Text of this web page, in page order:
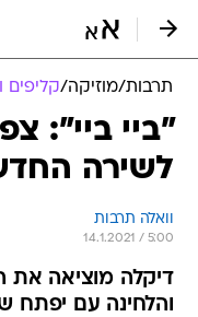
תרבות/מוזיקה/קליפים
"ביי ביי":
לשירה
וואלה תרבות
14.1.2021 / 5:00
דיקלה מוציאה את
והלחינה עם יפתח